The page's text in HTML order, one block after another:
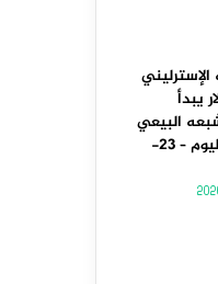
يبدأ
البيعي
– توقعات اليوم – 23-